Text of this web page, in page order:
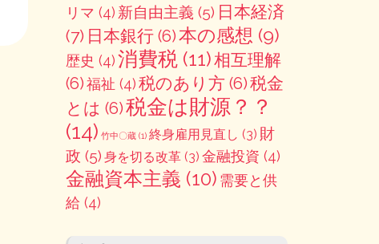
リマ (4) 新自由主義 (5) 日本経済
(7) 日本銀行(6)本の感想 (9)
歴史 (4)消費税(11)相互理解
(6)福祉 (4)税のあり方(6)税金
とは (6)税金は財源？？
(14) 竹中〇蔵(1) 終身雇用見直し (3) 財
政 (5) 身を切る改革(3) 金融投資 (4)
金融資本主義 (10) 需要と供
給 (4)